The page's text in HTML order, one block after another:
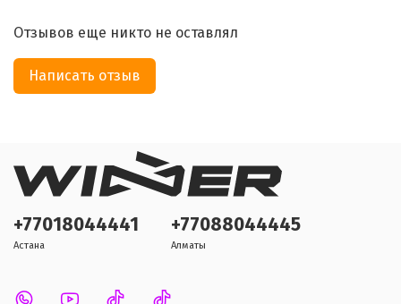
Отзывов еще никто не оставлял
Написать отзыв
+77018044441
Астана
+77088044445
Алматы